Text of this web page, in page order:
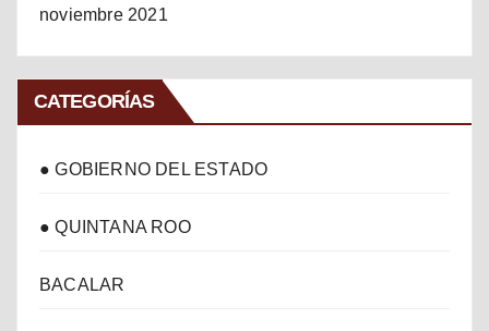
noviembre 2021
CATEGORÍAS
● GOBIERNO DEL ESTADO
● QUINTANA ROO
BACALAR